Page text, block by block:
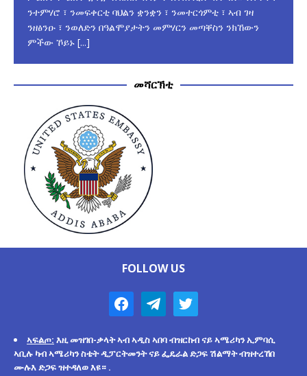
ንተምሃሮ ፣ ንመፍቀርቲ ባህልን ቋንቋን ፣ ንመተርጎምቲ ፣ ኣብ ገዛ
ንዘፅንዑ ፣ ንወለድን በዓልሞያታትን መምሃርን መጣቐስን ንክኸውን
ምችው ኾይኑ [...]
መሻርኽቲ
FOLLOW US
ኣፍልጦ: እዚ መዝገበ-ቃላት ኣብ ኣዲስ ኣበባ ብዝርከብ ናይ ኣሜሪካን ኢምባሲ
ኣቢሉ ካብ ኣሜሪካን ስቴት ዲፓርትመንት ናይ ፌዴራል ድጋፍ ሽልማት ብዝተረኸበ
ሙሉእ ድጋፍ ዝተዳለወ እዩ። .